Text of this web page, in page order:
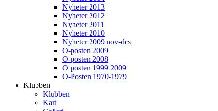
Nyheter 2013
Nyheter 2012
Nyheter 2011
Nyheter 2010
Nyheter 2009 nov-des
O-posten 2009
O-posten 2008
O-posten 1999-2009
O-Posten 1970-1979
Klubben
Klubben
Kart